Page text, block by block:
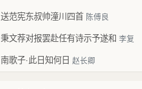
送范宪东叔帅潼川四首 陈傅良
秉文荐对报罢赴任有诗示予遂和 李复
南歌子·此日知何日 赵长卿